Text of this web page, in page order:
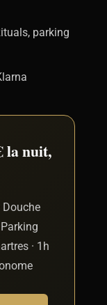
parking
la nuit,
Douche
· 1h